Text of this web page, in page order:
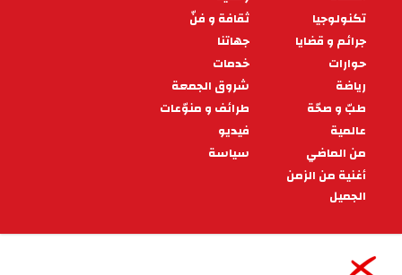
PAGE
تكنولوجيا
ثقافة و فنّ
جرائم و قضايا
جهاتنا
حوارات
خدمات
رياضة
شروق الجمعة
طبّ و صحّة
طرائف و منوّعات
عالمية
فيديو
من الماضي
سياسة
أغنية من الزمن
الجميل